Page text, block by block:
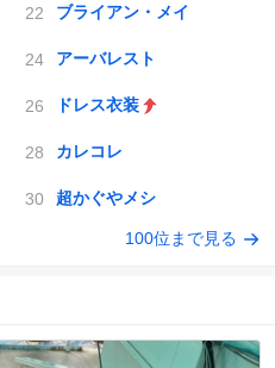
ブライアン・メイ
アーバレスト
ドレス衣装
カレコレ
超かぐやメシ
100位まで見る